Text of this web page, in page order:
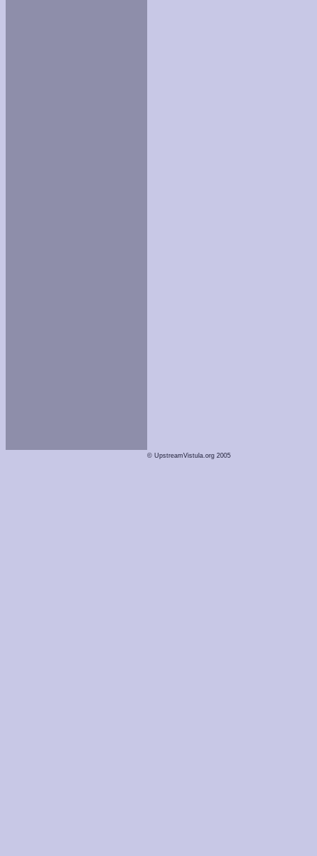
© UpstreamVistula.org 2005